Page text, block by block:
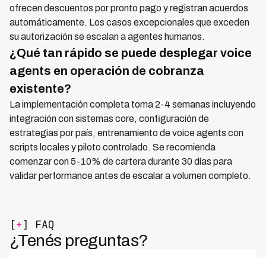
ofrecen descuentos por pronto pago y registran acuerdos
automáticamente. Los casos excepcionales que exceden
su autorización se escalan a agentes humanos.
¿Qué tan rápido se puede desplegar voice
agents en operación de cobranza
existente?
La implementación completa toma 2-4 semanas incluyendo
integración con sistemas core, configuración de
estrategias por país, entrenamiento de voice agents con
scripts locales y piloto controlado. Se recomienda
comenzar con 5-10% de cartera durante 30 días para
validar performance antes de escalar a volumen completo.
[+] FAQ
¿Tenés preguntas?